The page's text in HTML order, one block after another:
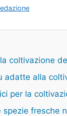
coltivazione
adatte alla
per la
spezie fresche